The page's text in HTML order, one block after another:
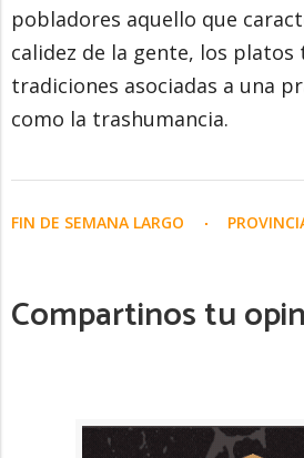
pobladores aquello que
calidez de la gente, los platos
tradiciones asociadas a una
como la trashumancia.
FIN DE SEMANA LARGO
Compartinos tu